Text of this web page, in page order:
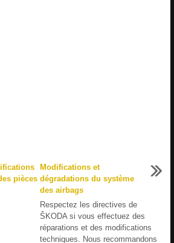
pièces
Modifications et
dégradations du système
des airbags
Respectez les directives de
ŠKODA si vous effectuez des
réparations et des modifications
techniques. Nous recommandons